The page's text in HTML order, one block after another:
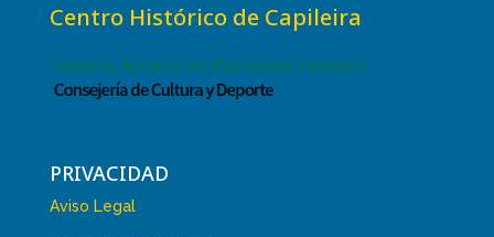
Centro Histórico de Capileira
PRIVACIDAD
Aviso Legal